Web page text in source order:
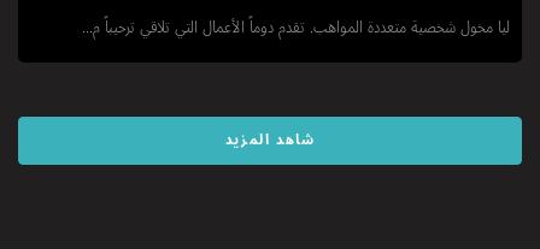
ليا مخول شخصية متعددة المواهب. تقدم دوماً الأعمال التي تلاقي ترحيباً م...
شاهد المزيد